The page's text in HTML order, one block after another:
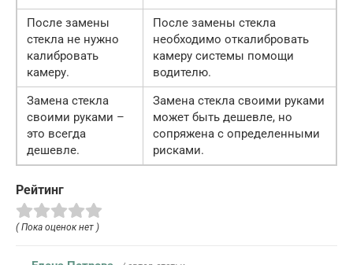
После замены
стекла не нужно
калибровать
камеру.
После замены стекла
необходимо откалибровать
камеру системы помощи
водителю.
Замена стекла
своими руками –
это всегда
дешевле.
Замена стекла своими руками
может быть дешевле, но
сопряжена с определенными
рисками.
Рейтинг
( Пока оценок нет )